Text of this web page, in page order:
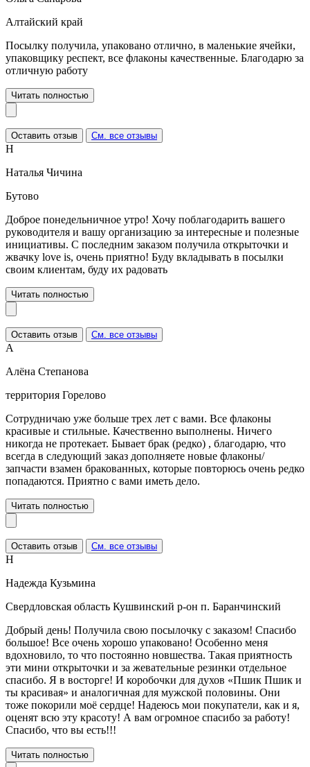
Алтайский край
Посылку получила, упаковано отлично, в маленькие ячейки,
упаковщику респект, все флаконы качественные. Благодарю за
отличную работу
Читать полностью
Оставить отзыв См. все отзывы
Н
Наталья Чичина
Бутово
Доброе понедельничное утро! Хочу поблагодарить вашего
руководителя и вашу организацию за интересные и полезные
инициативы. С последним заказом получила открыточки и
жвачку love is, очень приятно! Буду вкладывать в посылки
своим клиентам, буду их радовать
Читать полностью
Оставить отзыв См. все отзывы
А
Алёна Степанова
территория Горелово
Сотрудничаю уже больше трех лет с вами. Все флаконы
красивые и стильные. Качественно выполнены. Ничего
никогда не протекает. Бывает брак (редко) , благодарю, что
всегда в следующий заказ дополняете новые флаконы/
запчасти взамен бракованных, которые повторюсь очень редко
попадаются. Приятно с вами иметь дело.
Читать полностью
Оставить отзыв См. все отзывы
Н
Надежда Кузьмина
Свердловская область Кушвинский р-он п. Баранчинский
Добрый день! Получила свою посылочку с заказом! Спасибо
большое! Все очень хорошо упаковано! Особенно меня
вдохновило, то что постоянно новшества. Такая приятность
эти мини открыточки и за жевательные резинки отдельное
спасибо. Я в восторге! И коробочки для духов «Пшик Пшик и
ты красивая» и аналогичная для мужской половины. Они
тоже покорили моё сердце! Надеюсь мои покупатели, как и я,
оценят всю эту красоту! А вам огромное спасибо за работу!
Спасибо, что вы есть!!!
Читать полностью